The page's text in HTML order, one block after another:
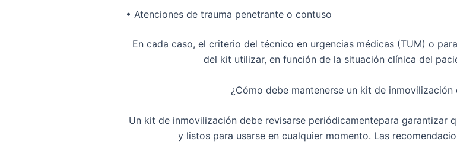
• Atenciones de trauma penetrante o contuso
En cada caso, el criterio del técnico en urgencias médicas (TUM) o
del kit utilizar, en función de la situación clínica del
¿Cómo debe mantenerse un kit de
Un kit de inmovilización debe revisarse periódicamentepara garantizar
y listos para usarse en cualquier momento. Las